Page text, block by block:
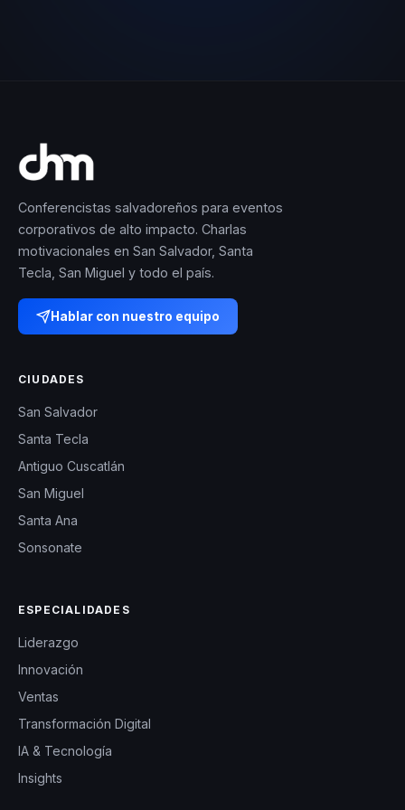
Conferencistas salvadoreños para eventos
corporativos de alto impacto. Charlas
motivacionales en San Salvador, Santa
Tecla, San Miguel y todo el país.
Hablar con nuestro equipo
CIUDADES
San Salvador
Santa Tecla
Antiguo Cuscatlán
San Miguel
Santa Ana
Sonsonate
ESPECIALIDADES
Liderazgo
Innovación
Ventas
Transformación Digital
IA & Tecnología
Insights